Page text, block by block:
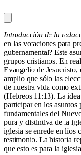
Introducción de la
en las votaciones para
gubernamental? Este
grupos cristianos. En
Evangelio de Jesucristo,
amplio que sólo las
de nuestra vida como
(Hebreos 11:13). La
participar en los asuntos
fundamentales del
pura y distintiva de la
iglesia se enrede en líos
testimonio. La historia
que esto es para la